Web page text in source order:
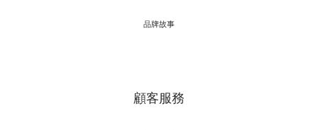
品牌故事
顧客服務